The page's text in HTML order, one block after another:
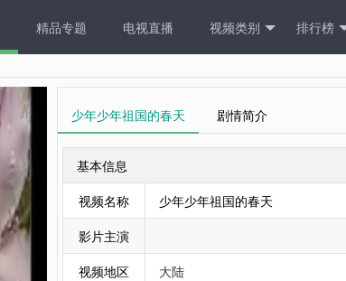
精品专题 电视直播 视频类别 排行榜
少年少年祖国的春天 剧情简介
基本信息
视频名称
少年少年祖国的春天
影片主演
视频地区
大陆